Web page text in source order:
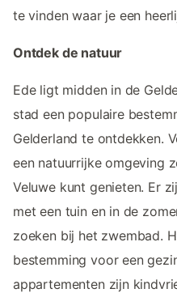
te vinden waar je een
Ontdek de natuur
Ede ligt midden in de
stad een populaire
Gelderland te ontdekken.
een natuurrijke omgeving
Veluwe kunt genieten. Er
met een tuin en in de
zoeken bij het zwembad.
bestemming voor een
appartementen zijn